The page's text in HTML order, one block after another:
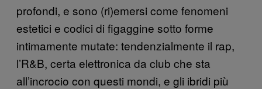
profondi, e sono (ri)emersi come fenomeni
estetici e codici di figaggine sotto forme
intimamente mutate: tendenzialmente il rap,
l’R&B, certa elettronica da club che sta
all’incrocio con questi mondi, e gli ibridi più